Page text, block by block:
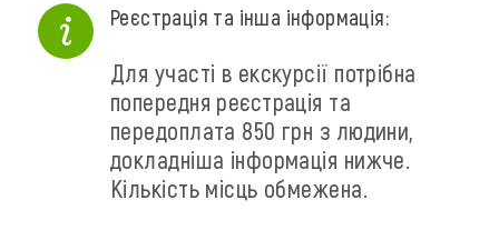
Реєстрація та інша інформація:
Для участі в екскурсії потрібна
попередня реєстрація та
передоплата 850 грн з людини,
докладніша інформація нижче.
Кількість місць обмежена.